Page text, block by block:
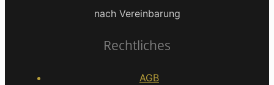
nach Vereinbarung
Rechtliches
AGB